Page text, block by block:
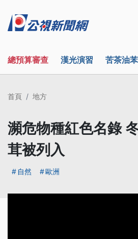
總預算審查 漢光演習 苦茶油
首頁 地方
瀕危物種紅色名錄
茸被列入
自然 歐洲